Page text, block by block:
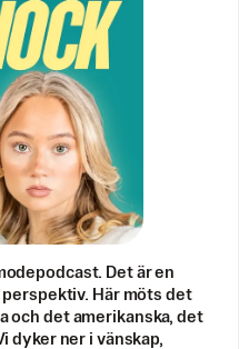
Det är en
Här möts det
och det amerikanska, det
dyker ner i vänskap,